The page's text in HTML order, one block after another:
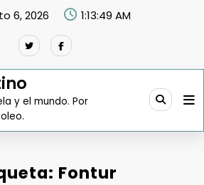
6, 2026 1:13:50 AM
y el mundo. Por
Fontur